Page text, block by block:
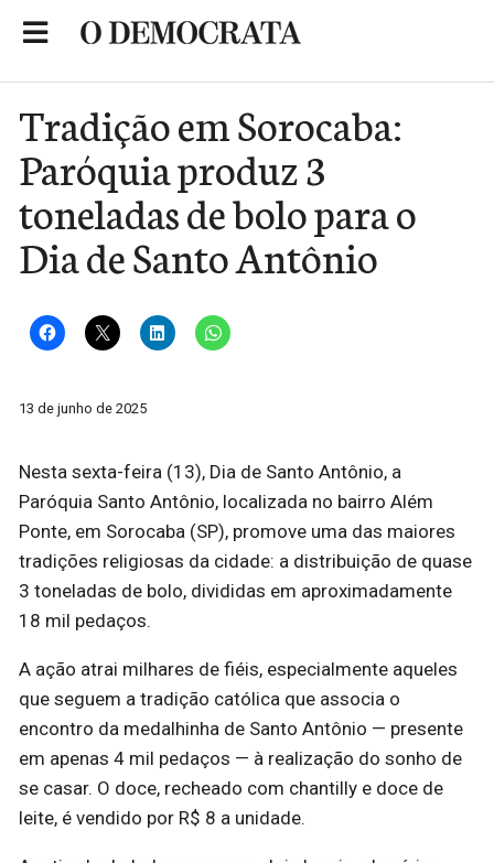
Tradição em Sorocaba:
Paróquia produz 3
toneladas de bolo para o
Dia de Santo Antônio
13 de junho de 2025
Nesta sexta-feira (13), Dia de Santo Antônio, a
Paróquia Santo Antônio, localizada no bairro Além
Ponte, em Sorocaba (SP), promove uma das maiores
tradições religiosas da cidade: a distribuição de quase
3 toneladas de bolo, divididas em aproximadamente
18 mil pedaços.
A ação atrai milhares de fiéis, especialmente aqueles
que seguem a tradição católica que associa o
encontro da medalhinha de Santo Antônio — presente
em apenas 4 mil pedaços — à realização do sonho de
se casar. O doce, recheado com chantilly e doce de
leite, é vendido por R$ 8 a unidade.